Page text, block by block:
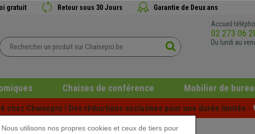
gratuit Retour sous 30 Jours Garantie de Deux ans
Accueil
02 273 06
Du lundi au
Chaises de conférence Mobilier de
chez Chaisepro ! Des réductions exclusives pour une durée limitée -
Nous utilisons nos propres cookies et ceux de tiers pour